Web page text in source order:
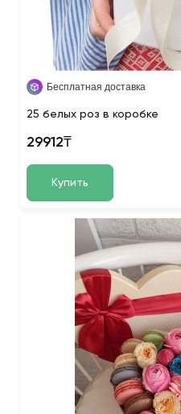
Бесплатная доставка
25 белых роз в коробке
29912₸
Купить